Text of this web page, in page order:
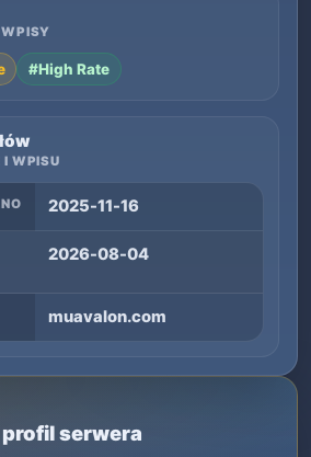
#High Rate
I WPISU
2025-11-16
2026-08-04
muavalon.com
serwera